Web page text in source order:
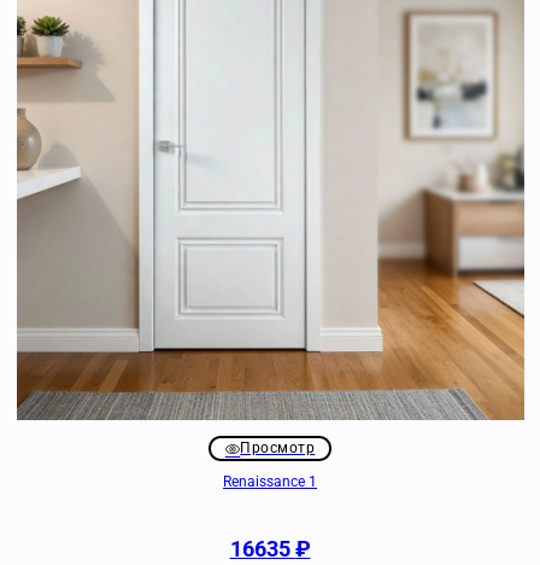
Просмотр
Renaissance 1
16635₽